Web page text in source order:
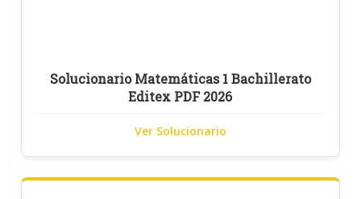
Solucionario Matemáticas 1 Bachillerato
Editex PDF 2026
Ver Solucionario